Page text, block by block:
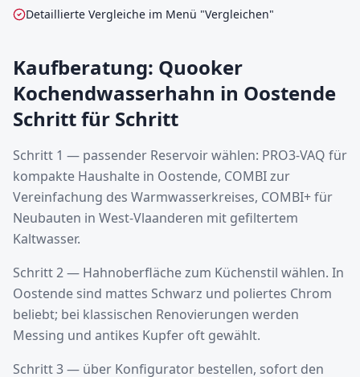
Detaillierte Vergleiche im Menü "Vergleichen"
Kaufberatung: Quooker
Kochendwasserhahn in Oostende
Schritt für Schritt
Schritt 1 — passender Reservoir wählen: PRO3-VAQ für
kompakte Haushalte in Oostende, COMBI zur
Vereinfachung des Warmwasserkreises, COMBI+ für
Neubauten in West-Vlaanderen mit gefiltertem
Kaltwasser.
Schritt 2 — Hahnoberfläche zum Küchenstil wählen. In
Oostende sind mattes Schwarz und poliertes Chrom
beliebt; bei klassischen Renovierungen werden
Messing und antikes Kupfer oft gewählt.
Schritt 3 — über Konfigurator bestellen, sofort den